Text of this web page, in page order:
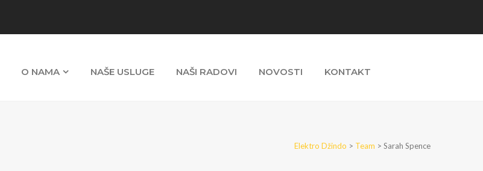
O NAMA NAŠE USLUGE NAŠI RADOVI NOVOSTI KONTAKT
Elektro Džindo > Team > Sarah Spence